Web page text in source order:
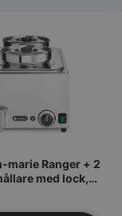
marie Ranger + 2
med lock,